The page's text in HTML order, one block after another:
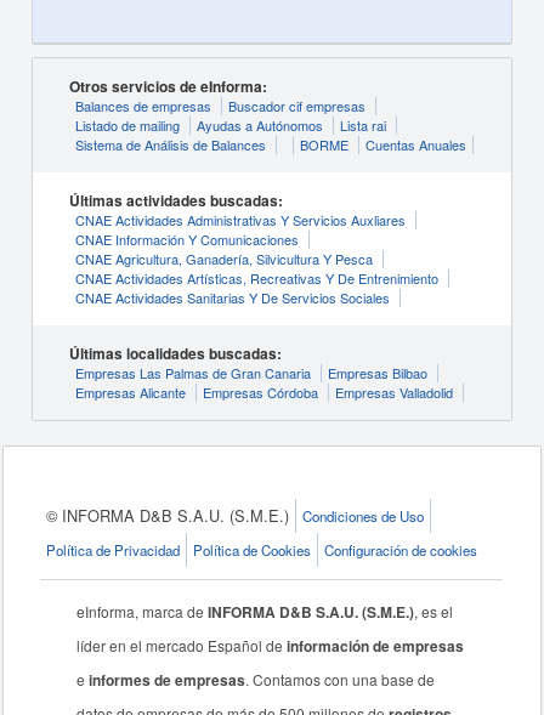
Otros servicios de eInforma:
Balances de empresas
Buscador cif empresas
Listado de mailing
Ayudas a Autónomos
Lista rai
Sistema de Análisis de Balances
BORME Cuentas Anuales
Últimas actividades buscadas:
CNAE Actividades Administrativas Y Servicios Auxliares
CNAE Información Y Comunicaciones
CNAE Agricultura, Ganadería, Silvicultura Y Pesca
CNAE Actividades Artísticas, Recreativas Y De Entrenimiento
CNAE Actividades Sanitarias Y De Servicios Sociales
Últimas localidades buscadas:
Empresas Las Palmas de Gran Canaria
Empresas Bilbao
Empresas Alicante
Empresas Córdoba Empresas Valladolid
© INFORMA D&B S.A.U. (S.M.E.)
Condiciones de Uso
Política de Privacidad
Política de Cookies Configuración de cookies
eInforma, marca deINFORMA D&B S.A.U. (S.M.E.), es el
líder en el mercado Español deinformación de empresas
einformes de empresas. Contamos con una base de